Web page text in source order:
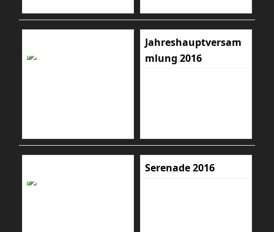
Jahreshauptversam
mlung 2016
Serenade 2016